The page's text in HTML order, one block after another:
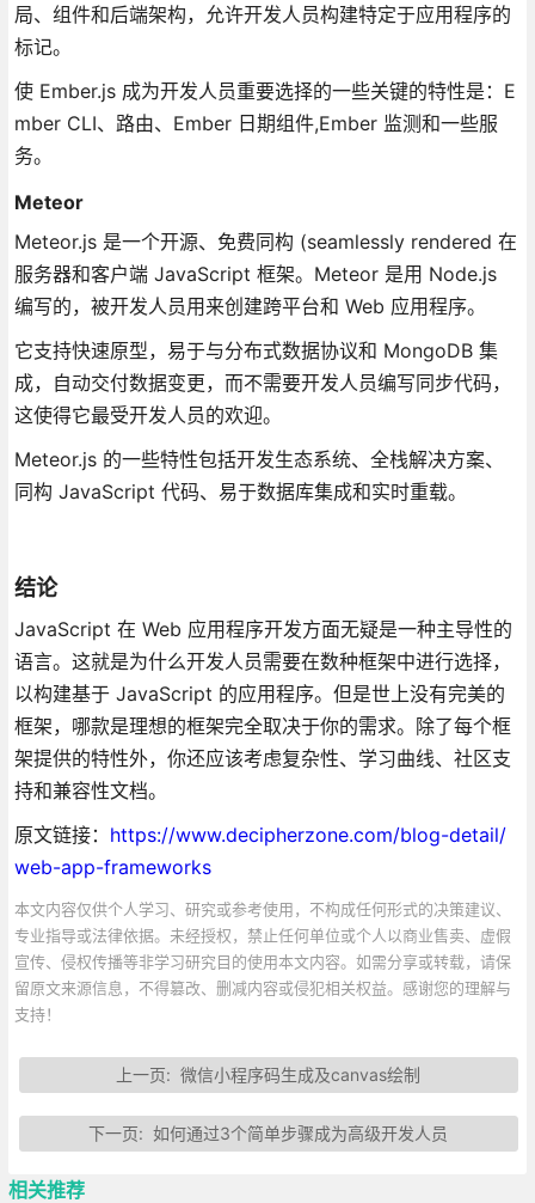
局、组件和后端架构，允许开发人员构建特定于应用程序的
标记。
使 Ember.js 成为开发人员重要选择的一些关键的特性是：E
mber CLI、路由、Ember 日期组件,Ember 监测和一些服
务。
Meteor
Meteor.js 是一个开源、免费同构 (seamlessly rendered 在
服务器和客户端 JavaScript 框架。Meteor 是用 Node.js
编写的，被开发人员用来创建跨平台和 Web 应用程序。
它支持快速原型，易于与分布式数据协议和 MongoDB 集
成，自动交付数据变更，而不需要开发人员编写同步代码，
这使得它最受开发人员的欢迎。
Meteor.js 的一些特性包括开发生态系统、全栈解决方案、
同构 JavaScript 代码、易于数据库集成和实时重载。
结论
JavaScript 在 Web 应用程序开发方面无疑是一种主导性的
语言。这就是为什么开发人员需要在数种框架中进行选择，
以构建基于 JavaScript 的应用程序。但是世上没有完美的
框架，哪款是理想的框架完全取决于你的需求。除了每个框
架提供的特性外，你还应该考虑复杂性、学习曲线、社区支
持和兼容性文档。
原文链接： https://www.decipherzone.com/blog-detail/
web-app-frameworks
本文内容仅供个人学习、研究或参考使用，不构成任何形式的决策建议、
专业指导或法律依据。未经授权，禁止任何单位或个人以商业售卖、虚假
宣传、侵权传播等非学习研究目的使用本文内容。如需分享或转载，请保
留原文来源信息，不得篡改、删减内容或侵犯相关权益。感谢您的理解与
支持！
上一页:微信小程序码生成及canvas绘制
下一页:如何通过3个简单步骤成为高级开发人员
相关推荐